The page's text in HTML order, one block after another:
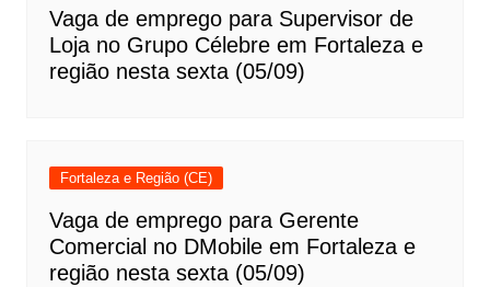
Vaga de emprego para Supervisor de
Loja no Grupo Célebre em Fortaleza e
região nesta sexta (05/09)
Fortaleza e Região (CE)
Vaga de emprego para Gerente
Comercial no DMobile em Fortaleza e
região nesta sexta (05/09)